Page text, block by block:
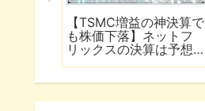
【TSMC増益の神決算で
も株価下落】ネットフ
リックスの決算は予想